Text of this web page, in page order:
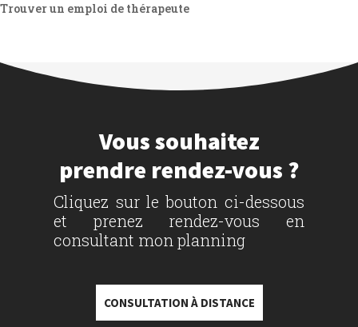
Trouver un emploi de thérapeute
Vous souhaitez
prendre rendez-vous ?
Cliquez sur le bouton ci-dessous
et prenez rendez-vous en
consultant mon planning
CONSULTATION À DISTANCE